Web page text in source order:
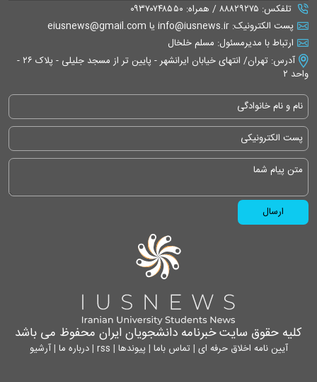
تلفکس: ۸۸۸۲۹۲۷۵ / همراه: ۰۹۳۷۰۷۴۸۵۵۰
پست الکترونیک: info@iusnews.ir یا eiusnews@gmail.com
ارتباط با مدیرمسئول: مسلم خلخال
آدرس: تهران/ انتهای خیابان ایرانشهر - پایین تر از مسجد جلیلی - پلاک ۲۶ -
واحد ۲
کلیه حقوق سایت خبرنامه دانشجویان ایران محفوظ می باشد
آیین نامه اخلاق حرفه ای | تماس باما | پیوندها |
rss
|درباره ما |آرشیو